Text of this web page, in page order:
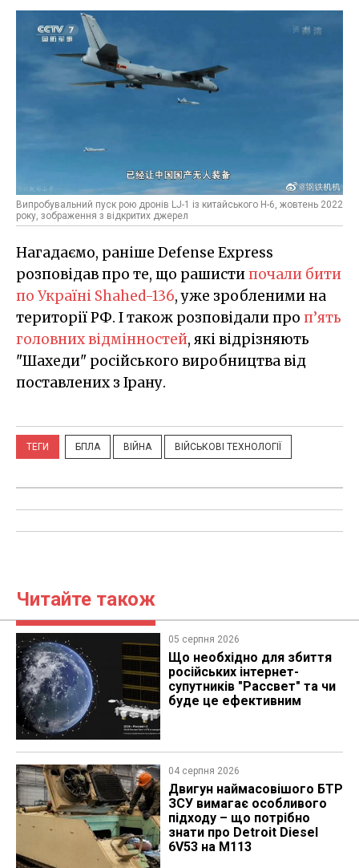
Випробувальний пуск рою дронів LJ-1 із китайського H-6, жовтень 2022
року, зображення з відкритих джерел
Нагадаємо, раніше Defense Express
розповідав про те, що рашистипочали бити
по Україні Shahed-136, уже зробленими на
території РФ. І також розповідали про п’ять
головних відмінностей, які відрізняють
"Шахеди" російського виробництва від
поставлених з Ірану.
ТЕГИ БПЛА ВІЙНА ВІЙСЬКОВІ ТЕХНОЛОГІЇ
Читайте також
05 серпня 2026
Що необхідно для збиття
російських інтернет-
супутників "Рассвет" та чи
буде це ефективним
04 серпня 2026
​Двигун наймасовішого БТР
ЗСУ вимагає особливого
підходу – що потрібно
знати про Detroit Diesel
6V53 на M113